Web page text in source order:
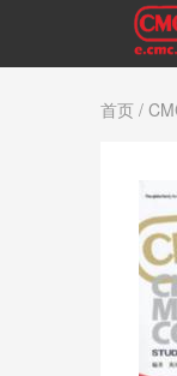
首页 /